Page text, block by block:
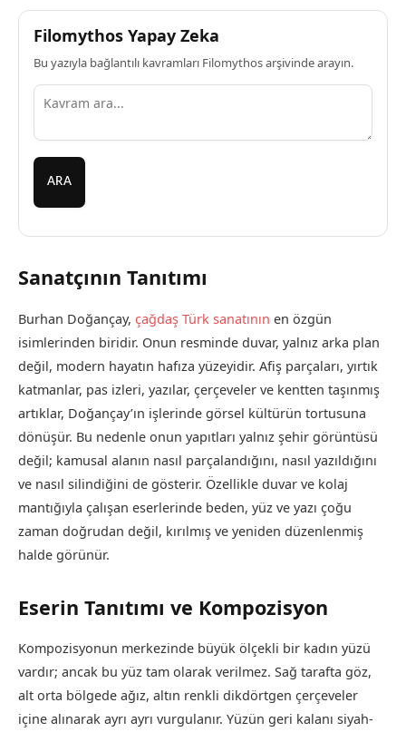
Filomythos Yapay Zeka
Bu yazıyla bağlantılı kavramları Filomythos arşivinde arayın.
ARA
Sanatçının Tanıtımı
Burhan Doğançay, çağdaş Türk sanatının en özgün
isimlerinden biridir. Onun resminde duvar, yalnız arka plan
değil, modern hayatın hafıza yüzeyidir. Afiş parçaları, yırtık
katmanlar, pas izleri, yazılar, çerçeveler ve kentten taşınmış
artıklar, Doğançay’ın işlerinde görsel kültürün tortusuna
dönüşür. Bu nedenle onun yapıtları yalnız şehir görüntüsü
değil; kamusal alanın nasıl parçalandığını, nasıl yazıldığını
ve nasıl silindiğini de gösterir. Özellikle duvar ve kolaj
mantığıyla çalışan eserlerinde beden, yüz ve yazı çoğu
zaman doğrudan değil, kırılmış ve yeniden düzenlenmiş
halde görünür.
Eserin Tanıtımı ve Kompozisyon
Kompozisyonun merkezinde büyük ölçekli bir kadın yüzü
vardır; ancak bu yüz tam olarak verilmez. Sağ tarafta göz,
alt orta bölgede ağız, altın renkli dikdörtgen çerçeveler
içine alınarak ayrı ayrı vurgulanır. Yüzün geri kalanı siyah-